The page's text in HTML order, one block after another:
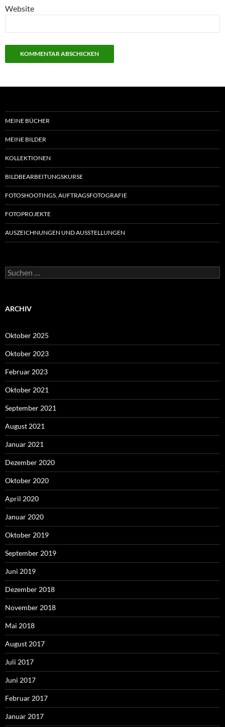
Website
MEINE BÜCHER
MEINE BILDER
KOLLEKTIONEN
BILDBEARBEITUNGSKURSE
FOTOSHOOTINGS, AUFTRAGSFOTOGRAFIE
FOTOPROJEKTE
AUSZEICHNUNGEN UND AUSSTELLUNGEN
Suche
nach:
ARCHIV
Oktober 2025
Oktober 2023
Februar 2023
Oktober 2021
September 2021
August 2021
Januar 2021
Dezember 2020
Oktober 2020
April 2020
Januar 2020
Oktober 2019
September 2019
Juni 2019
Dezember 2018
November 2018
Mai 2018
August 2017
Juli 2017
Juni 2017
Februar 2017
Januar 2017